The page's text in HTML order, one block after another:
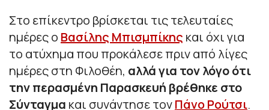
Στο επίκεντρο βρίσκεται τις τελευταίες
ημέρες ο Βασίλης Μπισμπίκης και όχι για
το ατύχημα που προκάλεσε πριν από λίγες
ημέρες στη Φιλοθέη, αλλά για τον λόγο ότι
την περασμένη Παρασκευή βρέθηκε στο
Σύνταγμα και συνάντησε τονΠάνο Ρούτσι.